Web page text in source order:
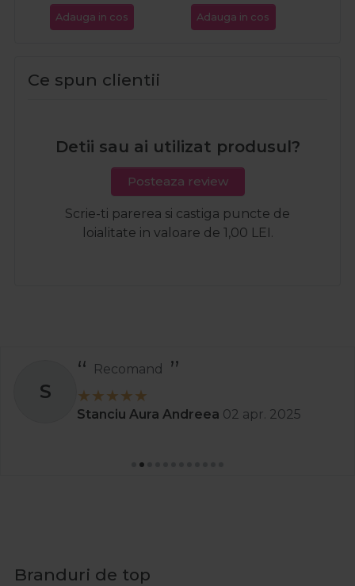
Adauga in cos Adauga in cos
Ce spun clientii
Detii sau ai utilizat produsul?
Posteaza review
Scrie-ti parerea si castiga puncte de
loialitate in valoare de 1,00 LEI.
S
Recomand
Stanciu Aura Andreea 02 apr. 2025
Branduri de top